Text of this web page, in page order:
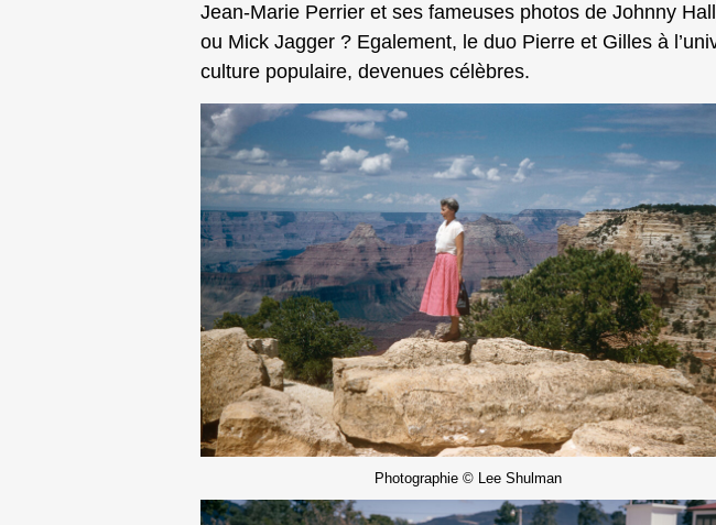
Jean-Marie Perrier et ses fameuses photos de Johnny
ou Mick Jagger ? Egalement, le duo Pierre et Gilles à
culture populaire, devenues célèbres.
Photographie © Lee Shulman